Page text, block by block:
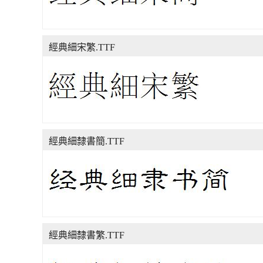
經典細宋繁.TTF
經典細隸書簡.TTF
經典細隸書繁.TTF